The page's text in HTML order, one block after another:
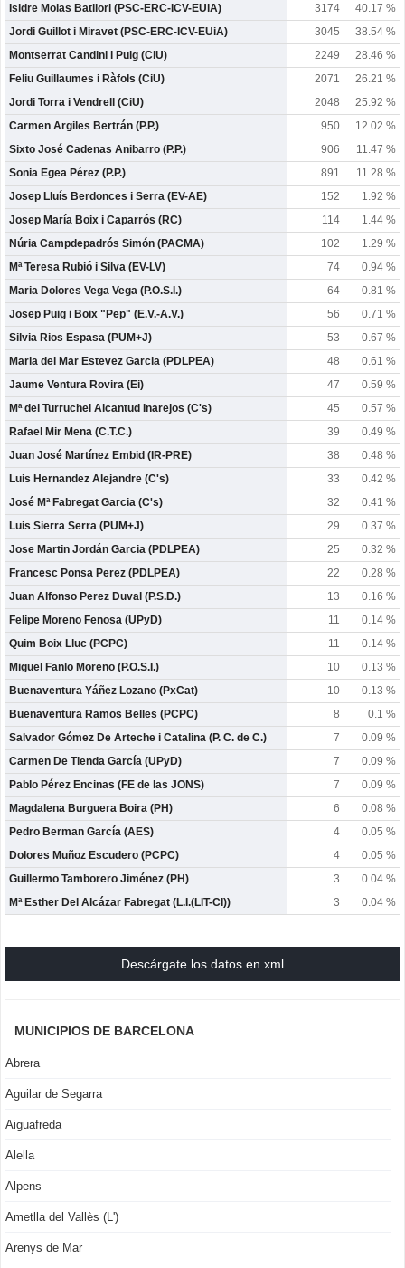
Isidre Molas Batllori (PSC-ERC-ICV-EUiA)
3174
40.17 %
Jordi Guillot i Miravet (PSC-ERC-ICV-EUiA)
3045
38.54 %
Montserrat Candini i Puig (CiU)
2249
28.46 %
Feliu Guillaumes i Ràfols (CiU)
2071
26.21 %
Jordi Torra i Vendrell (CiU)
2048
25.92 %
Carmen Argiles Bertrán (P.P.)
950
12.02 %
Sixto José Cadenas Anibarro (P.P.)
906
11.47 %
Sonia Egea Pérez (P.P.)
891
11.28 %
Josep Lluís Berdonces i Serra (EV-AE)
152
1.92 %
Josep María Boix i Caparrós (RC)
114
1.44 %
Núria Campdepadrós Simón (PACMA)
102
1.29 %
Mª Teresa Rubió i Silva (EV-LV)
74
0.94 %
Maria Dolores Vega Vega (P.O.S.I.)
64
0.81 %
Josep Puig i Boix "Pep" (E.V.-A.V.)
56
0.71 %
Silvia Rios Espasa (PUM+J)
53
0.67 %
Maria del Mar Estevez Garcia (PDLPEA)
48
0.61 %
Jaume Ventura Rovira (Ei)
47
0.59 %
Mª del Turruchel Alcantud Inarejos (C's)
45
0.57 %
Rafael Mir Mena (C.T.C.)
39
0.49 %
Juan José Martínez Embid (IR-PRE)
38
0.48 %
Luis Hernandez Alejandre (C's)
33
0.42 %
José Mª Fabregat Garcia (C's)
32
0.41 %
Luis Sierra Serra (PUM+J)
29
0.37 %
Jose Martin Jordán Garcia (PDLPEA)
25
0.32 %
Francesc Ponsa Perez (PDLPEA)
22
0.28 %
Juan Alfonso Perez Duval (P.S.D.)
13
0.16 %
Felipe Moreno Fenosa (UPyD)
11
0.14 %
Quim Boix Lluc (PCPC)
11
0.14 %
Miguel Fanlo Moreno (P.O.S.I.)
10
0.13 %
Buenaventura Yáñez Lozano (PxCat)
10
0.13 %
Buenaventura Ramos Belles (PCPC)
8
0.1 %
Salvador Gómez De Arteche i Catalina (P. C. de C.)
7
0.09 %
Carmen De Tienda García (UPyD)
7
0.09 %
Pablo Pérez Encinas (FE de las JONS)
7
0.09 %
Magdalena Burguera Boira (PH)
6
0.08 %
Pedro Berman García (AES)
4
0.05 %
Dolores Muñoz Escudero (PCPC)
4
0.05 %
Guillermo Tamborero Jiménez (PH)
3
0.04 %
Mª Esther Del Alcázar Fabregat (L.I.(LIT-CI))
3 0.04 %
Descárgate los datos en xml
MUNICIPIOS DE BARCELONA
Abrera
Aguilar de Segarra
Aiguafreda
Alella
Alpens
Ametlla del Vallès (L')
Arenys de Mar